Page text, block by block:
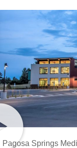
Pagosa Springs